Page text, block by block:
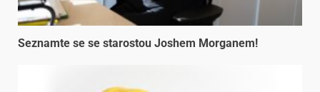
Seznamte se se starostou Joshem Morganem!